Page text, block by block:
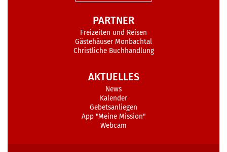
PARTNER
Freizeiten und Reisen
Gästehäuser Monbachtal
Christliche Buchhandlung
AKTUELLES
News
Kalender
Gebetsanliegen
App "Meine Mission"
Webcam